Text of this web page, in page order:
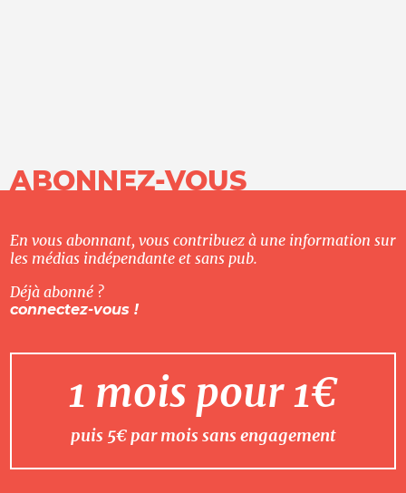
ABONNEZ-VOUS
En vous abonnant, vous contribuez à une information sur
les médias indépendante et sans pub.
Déjà abonné ?
connectez-vous !
1 mois pour 1€
puis 5€ par mois sans engagement